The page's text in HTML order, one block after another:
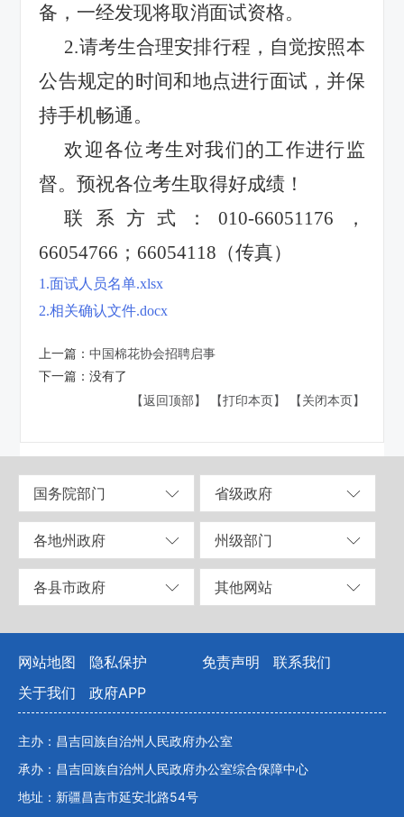
备，一经发现将取消面试资格。
2.请考生合理安排行程，自觉按照本
公告规定的时间和地点进行面试，并保
持手机畅通。
欢迎各位考生对我们的工作进行监
督。预祝各位考生取得好成绩！
联系方式：010-66051176 ，
66054766 ； 66054118 （传真）
1.面试人员名单.xlsx
2.相关确认文件.docx
上一篇：中国棉花协会招聘启事
下一篇：没有了
【返回顶部】
【打印本页】 【关闭本页】
国务院部门 省级政府
各地州政府 州级部门
各县市政府 其他网站
网站地图 隐私保护 免责声明
联系我们
关于我们
政府APP
主办：昌吉回族自治州人民政府办公室
承办：昌吉回族自治州人民政府办公室综合保障中心
地址：新疆昌吉市延安北路54号